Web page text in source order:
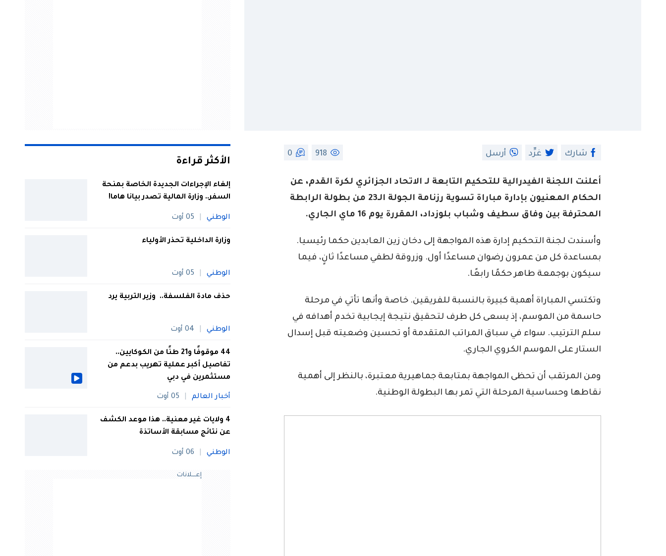
شارك غرِّد أرسل 918
0
أعلنت اللجنة الفيدرالية للتحكيم التابعة لـ الاتحاد الجزائري لكرة القدم، عن
الحكام المعنيون بإدارة مباراة تسوية رزنامة الجولة الـ23 من بطولة الرابطة
المحترفة بين وفاق سطيف وشباب بلوزداد، المقررة يوم 16 ماي الجاري.
وأسندت لجنة التحكيم إدارة هذه المواجهة إلى دخان زين العابدين حكما رئيسيا.
بمساعدة كل من عمرون رضوان مساعدًا أول. وزروقة لطفي مساعدًا ثانٍ، فيما
سيكون بوجمعة طاهر حكمًا رابعًا.
وتكتسي المباراة أهمية كبيرة بالنسبة للفريقين. خاصة وأنها تأتي في مرحلة
حاسمة من الموسم، إذ يسعى كل طرف لتحقيق نتيجة إيجابية تخدم أهدافه في
سلم الترتيب. سواء في سباق المراتب المتقدمة أو تحسين وضعيته قبل إسدال
الستار على الموسم الكروي الجاري.
ومن المرتقب أن تحظى المواجهة بمتابعة جماهيرية معتبرة، بالنظر إلى أهمية
نقاطها وحساسية المرحلة التي تمر بها البطولة الوطنية.
الأكثر قراءة
إلغاء الإجراءات الجديدة الخاصة بمنحة
السفر.. وزارة المالية تصدر بيانا هاما!
الوطني 05 أوت
وزارة الداخلية تحذر الأولياء
الوطني 05 أوت
حذف مادة الفلسفة.. وزير التربية يرد
الوطني 04 أوت
44 موقوفًا و21 طنًا من الكوكايين..
تفاصيل أكبر عملية تهريب بدعم من
مستثمرين في دبي
أخبار العالم 05 أوت
4 ولايات غير معنية.. هذا موعد الكشف
عن نتائج مسابقة الأساتذة
الوطني 06 أوت
إعــــلانات